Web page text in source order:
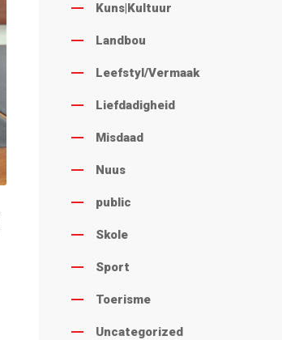
Kuns|Kultuur
Landbou
Leefstyl/Vermaak
Liefdadigheid
Misdaad
Nuus
public
Skole
Sport
Toerisme
Uncategorized